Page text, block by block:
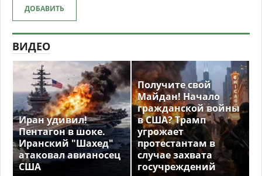
ДОБАВИТЬ
ВИДЕО
Иран удивил!
Пентагон в шоке.
Иранский "Шахед"
атаковал авианосец
США
Получите свой
Майдан! Начало
гражданской войны
в США? Трамп
угрожает
протестантам в
случае захвата
госучреждений